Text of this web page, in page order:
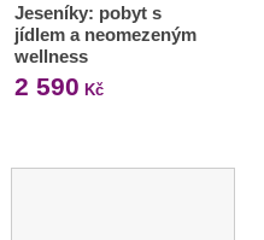
Jeseníky: pobyt s
jídlem a neomezeným
wellness
2 590 Kč